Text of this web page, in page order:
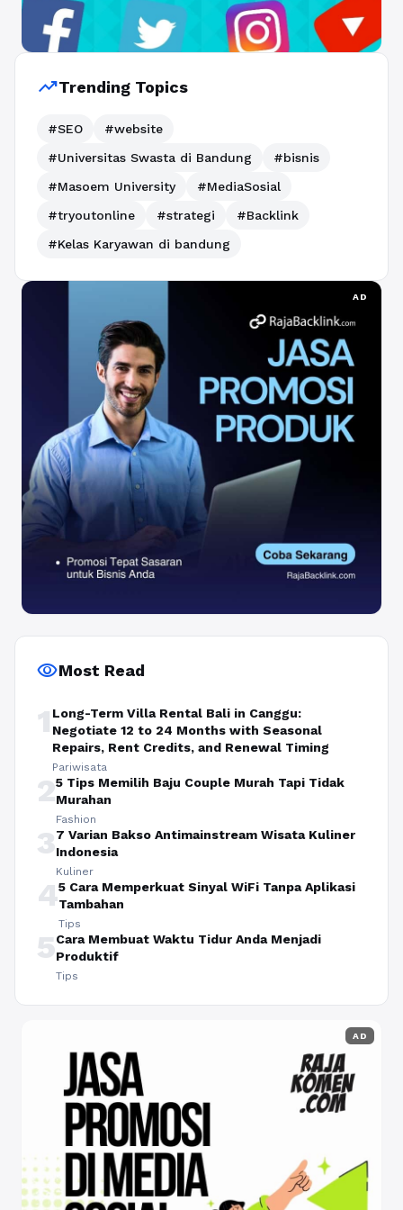
trending_upTrending Topics
#SEO
#website
#Universitas Swasta di Bandung
#bisnis
#Masoem University
#MediaSosial
#tryoutonline
#strategi
#Backlink
#Kelas Karyawan di bandung
AD
visibilityMost Read
1 Long-Term Villa Rental Bali in Canggu:
Negotiate 12 to 24 Months with Seasonal
Repairs, Rent Credits, and Renewal Timing
Pariwisata
25 Tips Memilih Baju Couple Murah Tapi Tidak
Murahan
Fashion
37 Varian Bakso Antimainstream Wisata Kuliner
Indonesia
Kuliner
45 Cara Memperkuat Sinyal WiFi Tanpa Aplikasi
Tambahan
Tips
5Cara Membuat Waktu Tidur Anda Menjadi
Produktif
Tips
AD